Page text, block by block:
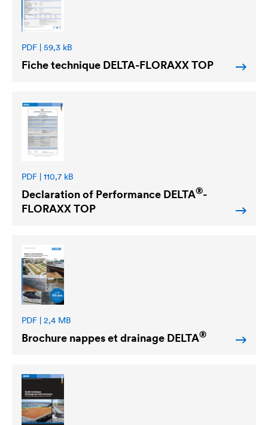
PDF | 59,3 kB
Fiche technique DELTA-FLORAXX TOP
PDF | 110,7 kB
Declaration of Performance DELTA®-
FLORAXX TOP
PDF | 2,4 MB
Brochure nappes et drainage DELTA®